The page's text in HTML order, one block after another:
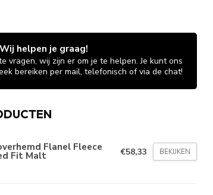
helpen je graag!
vragen, wij zijn er om je te helpen. Je kunt ons
bereiken per mail, telefonisch of via de chat!
Flanel Fleece
Fit Malt €58,33 BEKIJKEN